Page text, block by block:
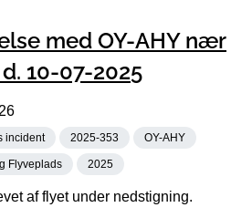
med OY-AHY nær
10-07-2025
incident 2025-353 OY-AHY
Flyveplads 2025
af flyet under nedstigning.